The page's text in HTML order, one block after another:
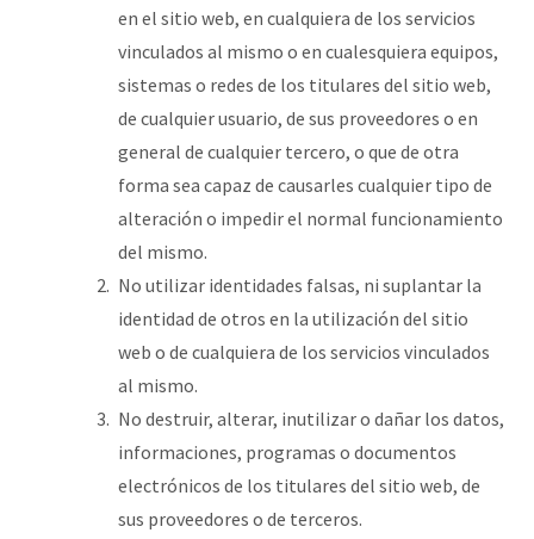
en el sitio web, en cualquiera de los servicios
vinculados al mismo o en cualesquiera equipos,
sistemas o redes de los titulares del sitio web,
de cualquier usuario, de sus proveedores o en
general de cualquier tercero, o que de otra
forma sea capaz de causarles cualquier tipo de
alteración o impedir el normal funcionamiento
del mismo.
No utilizar identidades falsas, ni suplantar la
identidad de otros en la utilización del sitio
web o de cualquiera de los servicios vinculados
al mismo.
No destruir, alterar, inutilizar o dañar los datos,
informaciones, programas o documentos
electrónicos de los titulares del sitio web, de
sus proveedores o de terceros.